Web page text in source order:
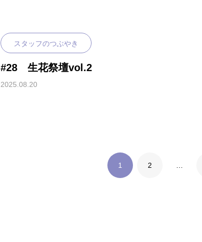
スタッフのつぶやき
#28 生花祭壇vol.2
2025.08.20
1 2